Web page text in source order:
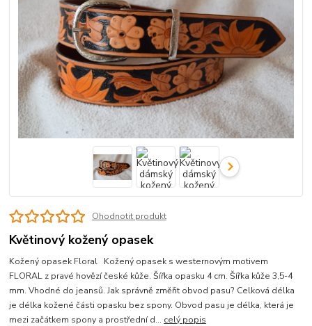
Ohodnotit produkt
Květinový kožený opasek
Kožený opasek Floral Kožený opasek s westernovým motivem
FLORAL z pravé hovězí české kůže. Šířka opasku 4 cm. Šířka kůže 3,5-4
mm. Vhodné do jeansů. Jak správně změřit obvod pasu? Celková délka
je délka kožené části opasku bez spony. Obvod pasu je délka, která je
mezi začátkem spony a prostřední d... celý popis